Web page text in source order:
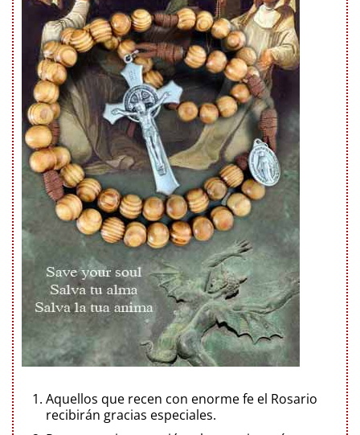
Aquellos que recen con enorme fe el Rosario
recibirán gracias especiales.